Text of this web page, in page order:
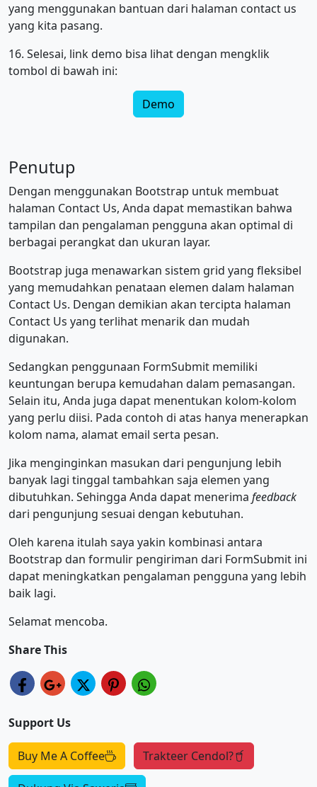
yang menggunakan bantuan dari halaman contact us
yang kita pasang.
16. Selesai, link demo bisa lihat dengan mengklik
tombol di bawah ini:
Demo
Penutup
Dengan menggunakan Bootstrap untuk membuat
halaman Contact Us, Anda dapat memastikan bahwa
tampilan dan pengalaman pengguna akan optimal di
berbagai perangkat dan ukuran layar.
Bootstrap juga menawarkan sistem grid yang fleksibel
yang memudahkan penataan elemen dalam halaman
Contact Us. Dengan demikian akan tercipta halaman
Contact Us yang terlihat menarik dan mudah
digunakan.
Sedangkan penggunaan FormSubmit memiliki
keuntungan berupa kemudahan dalam pemasangan.
Selain itu, Anda juga dapat menentukan kolom-kolom
yang perlu diisi. Pada contoh di atas hanya menerapkan
kolom nama, alamat email serta pesan.
Jika menginginkan masukan dari pengunjung lebih
banyak lagi tinggal tambahkan saja elemen yang
dibutuhkan. Sehingga Anda dapat menerima feedback
dari pengunjung sesuai dengan kebutuhan.
Oleh karena itulah saya yakin kombinasi antara
Bootstrap dan formulir pengiriman dari FormSubmit ini
dapat meningkatkan pengalaman pengguna yang lebih
baik lagi.
Selamat mencoba.
Share This
Support Us
Buy Me A Coffee Trakteer Cendol?